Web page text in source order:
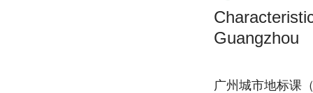
Guangzhou
广州城市地标课